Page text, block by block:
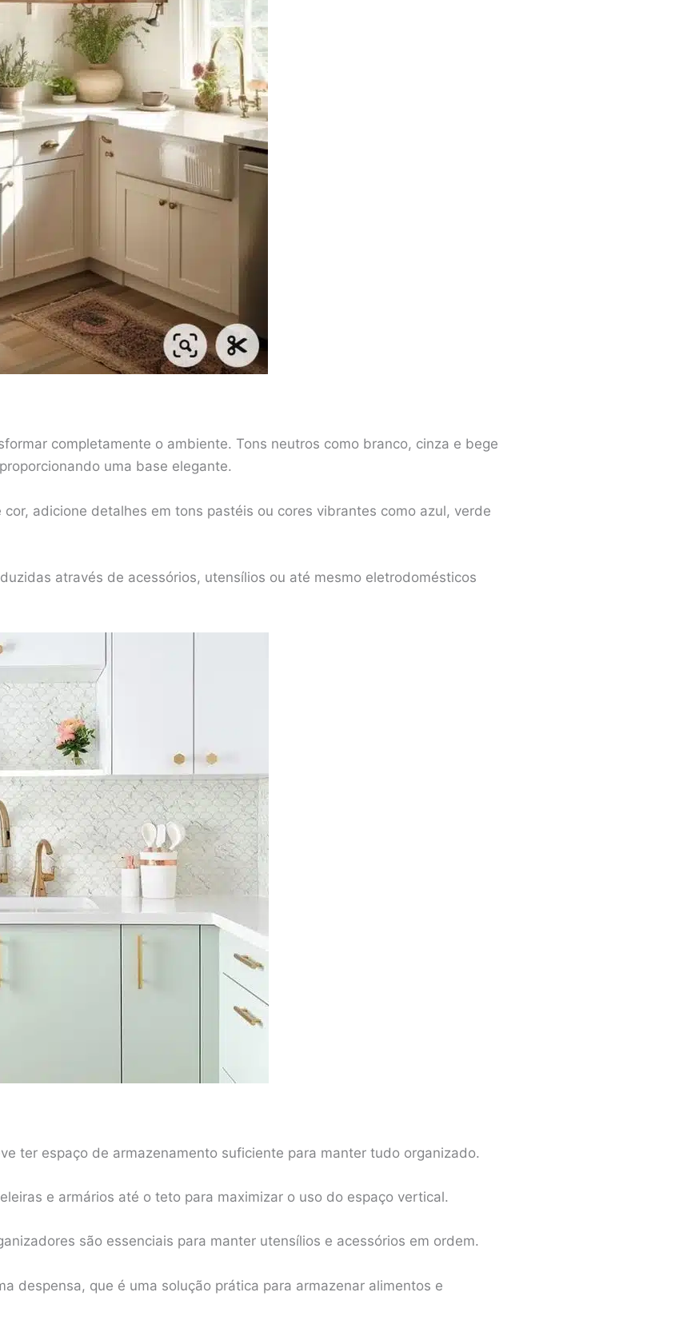
completamente o ambiente. Tons neutros como branco, cinza e bege
uma base elegante.
adicione detalhes em tons pastéis ou cores vibrantes como azul, verde
através de acessórios, utensílios ou até mesmo eletrodomésticos
ter espaço de armazenamento suficiente para manter tudo organizado.
e armários até o teto para maximizar o uso do espaço vertical.
são essenciais para manter utensílios e acessórios em ordem.
despensa, que é uma solução prática para armazenar alimentos e